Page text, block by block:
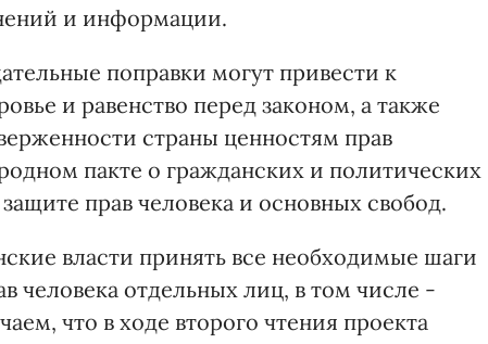
и информации.
поправки могут привести к
и равенство перед законом, а также
страны ценностям прав
пакте о гражданских и политических
прав человека и основных свобод.
власти принять все необходимые шаги
человека отдельных лиц, в том числе -
что в ходе второго чтения проекта